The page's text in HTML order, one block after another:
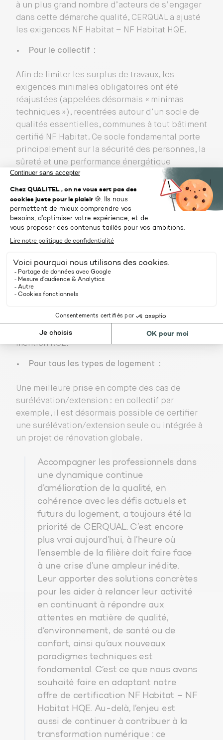
à un plus grand nombre d’acteurs de s’engager
dans cette démarche qualité, CERQUAL a ajusté
les exigences NF Habitat – NF Habitat HQE.
Pour le collectif :
Afin de limiter les surplus de travaux, les
exigences minimales obligatoires ont été
réajustées (appelées désormais « minimas
techniques »), recentrées autour d’un socle de
qualités essentielles, communes à tout bâtiment
certifié NF Habitat. Ce socle fondamental porte
principalement sur la sécurité des personnes, la
sûreté et une performance énergétique
minimale (150 kWh/m²/an).
Les process de valorisation du niveau HQE ont
également été simplifiés.
Pour la maison individuelle:
répondre aux attentes des particuliers et aux
pratiques des professionnels de la rénovation,
en prenant en compte tous les fondamentaux
techniques minimales, quels que soient les
travaux et toujours en cohérence avec la
mention RGE.
Pour tous les types de logement :
Une meilleure prise en compte des cas de
surélévation/extension : en collectif par
exemple, il est désormais possible de certifier
une surélévation/extension seule ou intégrée à
un projet de rénovation globale.
Accompagner les professionnels dans
une dynamique continue
d’amélioration de la qualité, en
cohérence avec les défis actuels et
futurs du logement, a toujours été la
priorité de CERQUAL. C’est encore
plus vrai aujourd’hui, à l’heure où
l’ensemble de la filière doit faire face
à une crise d’une ampleur inédite.
Leur apporter des solutions concrètes
pour les aider à relancer leur activité
en continuant à répondre aux
attentes en matière de qualité,
d’environnement, de santé ou de
confort, ainsi qu’aux nouveaux
paradigmes techniques est
fondamental. C’est ce que nous avons
souhaité faire en adaptant notre
offre de certification NF Habitat – NF
Habitat HQE. Au-delà, l’enjeu est
aussi de continuer à contribuer à la
transformation numérique : ce